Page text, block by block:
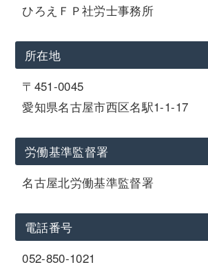
ひろえＦＰ社労士事務所
所在地
〒451-0045
愛知県名古屋市西区名駅1-1-17
労働基準監督署
名古屋北労働基準監督署
電話番号
052-850-1021